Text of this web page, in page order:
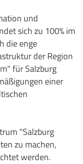
und
sich zu 100% im
die enge
der Region
für Salzburg
einer
"Salzburg
zu machen,
werden.